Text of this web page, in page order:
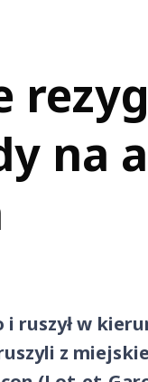
na
i ruszył w
z